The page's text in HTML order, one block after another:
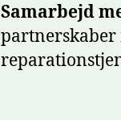
Samarbejd
partnerskaber